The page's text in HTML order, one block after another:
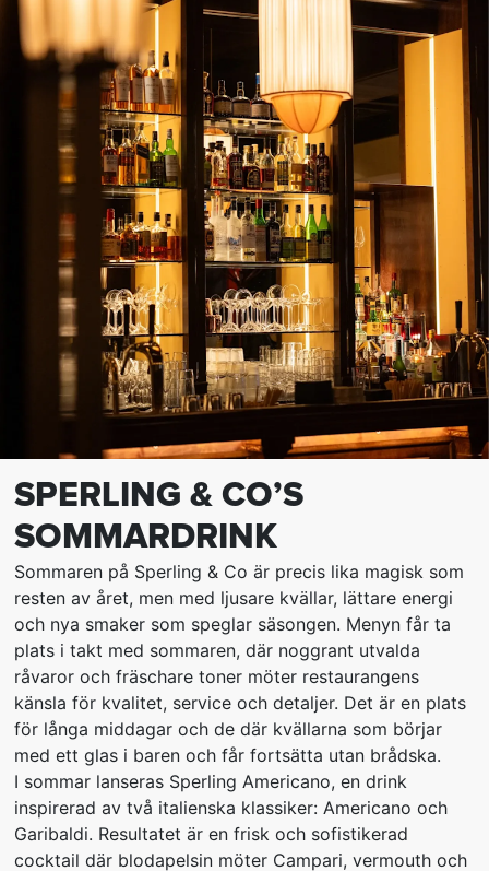
SPERLING & CO’S
SOMMARDRINK
Sommaren på Sperling & Co är precis lika magisk som
resten av året, men med ljusare kvällar, lättare energi
och nya smaker som speglar säsongen. Menyn får ta
plats i takt med sommaren, där noggrant utvalda
råvaror och fräschare toner möter restaurangens
känsla för kvalitet, service och detaljer. Det är en plats
för långa middagar och de där kvällarna som börjar
med ett glas i baren och får fortsätta utan brådska.
I sommar lanseras Sperling Americano, en drink
inspirerad av två italienska klassiker: Americano och
Garibaldi. Resultatet är en frisk och sofistikerad
cocktail där blodapelsin möter Campari, vermouth och